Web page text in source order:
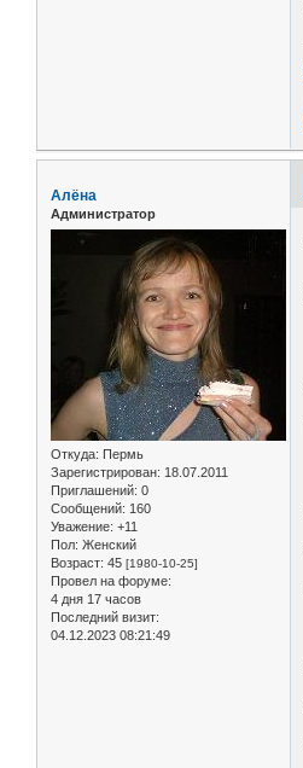
Алёна
Администратор
Откуда: Пермь
Зарегистрирован: 18.07.2011
Приглашений: 0
Сообщений: 160
Уважение: +11
Пол: Женский
Возраст: 45 [1980-10-25]
Провел на форуме:
4 дня 17 часов
Последний визит:
04.12.2023 08:21:49